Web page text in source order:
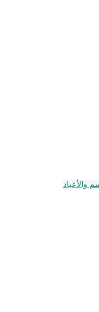
والأعياد